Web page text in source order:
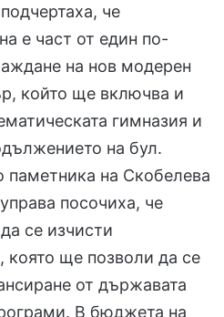
че
е част от един по-
на нов модерен
който ще включва и
гимназия и
на бул.
паметника на Скобелева
посочиха, че
се изчисти
която ще позволи да се
от държавата
В бюджета на